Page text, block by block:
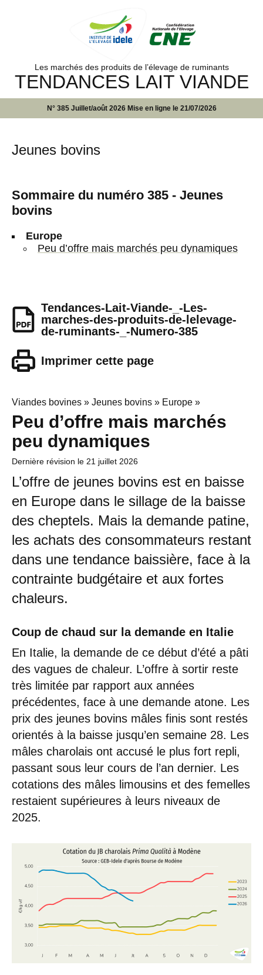
Les marchés des produits de l’élevage de ruminants
TENDANCES LAIT VIANDE
N° 385 Juillet/août 2026 Mise en ligne le 21/07/2026
Jeunes bovins
Sommaire du numéro 385 - Jeunes
bovins
Europe
Peu d’offre mais marchés peu dynamiques
Tendances-Lait-Viande-_-Les-
marches-des-produits-de-lelevage-
de-ruminants-_-Numero-385
Imprimer cette page
Viandes bovines » Jeunes bovins » Europe »
Peu d’offre mais marchés
peu dynamiques
Dernière révision le 21 juillet 2026
L’offre de jeunes bovins est en baisse
en Europe dans le sillage de la baisse
des cheptels. Mais la demande patine,
les achats des consommateurs restant
dans une tendance baissière, face à la
contrainte budgétaire et aux fortes
chaleurs.
Coup de chaud sur la demande en Italie
En Italie, la demande de ce début d’été a pâti
des vagues de chaleur. L’offre à sortir reste
très limitée par rapport aux années
précédentes, face à une demande atone. Les
prix des jeunes bovins mâles finis sont restés
orientés à la baisse jusqu’en semaine 28. Les
mâles charolais ont accusé le plus fort repli,
passant sous leur cours de l’an dernier. Les
cotations des mâles limousins et des femelles
restaient supérieures à leurs niveaux de
2025.